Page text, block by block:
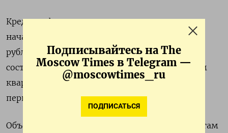
Подписывайтесь на The
Moscow Times в Telegram —
@moscowtimes_ru
ПОДПИСАТЬСЯ
Кредиты физическим лицам сократились с
начала 2025 года на 6,8% до 7,3 триллиона
рублей, снижение за четвертый квартал
составило 2,1% по сравнению с 1,0% в третьем
квартале, 1,6% во втором квартале ​и 2,3% в
первом квартале.
Объем кредитов ⁠юридическим лицам по итогам